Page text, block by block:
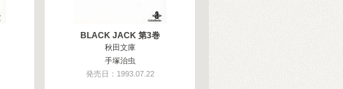
BLACK JACK 第3巻
秋田文庫
手塚治虫
発売日：1993.07.22